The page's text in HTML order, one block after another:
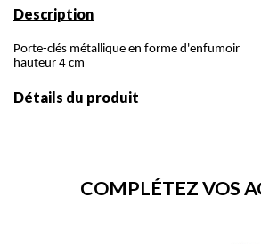
Description
Porte-clés métallique en forme d'enfumoir
hauteur 4 cm
Détails du produit
COMPLÉTEZ VOS